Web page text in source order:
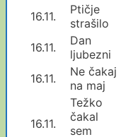
16.11.
Ptičje
strašilo
16.11.
Dan
ljubezni
16.11.
Ne čakaj
na maj
16.11.
Težko
čakal
sem